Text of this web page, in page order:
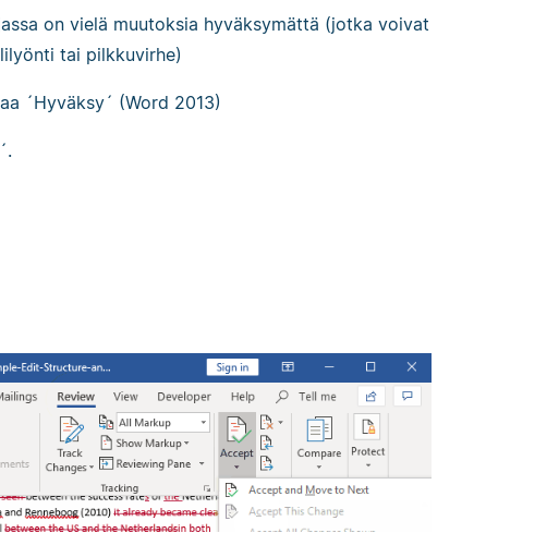
on vielä muutoksia hyväksymättä (jotka voivat
tai pilkkuvirhe)
´Hyväksy´ (Word 2013)